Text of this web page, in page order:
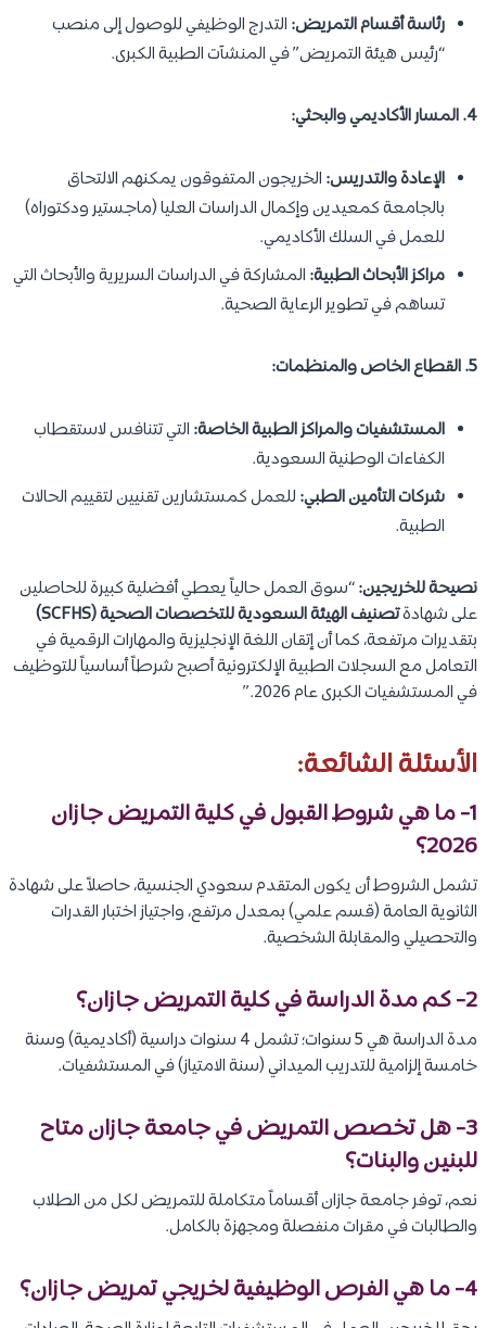
رئاسة أقسام التمريض: التدرج الوظيفي للوصول إلى منصب
“رئيس هيئة التمريض” في المنشآت الطبية الكبرى.
4. المسار الأكاديمي والبحثي:
الإعادة والتدريس: الخريجون المتفوقون يمكنهم الالتحاق
بالجامعة كمعيدين وإكمال الدراسات العليا (ماجستير ودكتوراه)
للعمل في السلك الأكاديمي.
مراكز الأبحاث الطبية: المشاركة في الدراسات السريرية والأبحاث التي
تساهم في تطوير الرعاية الصحية.
5. القطاع الخاص والمنظمات:
المستشفيات والمراكز الطبية الخاصة: التي تتنافس لاستقطاب
الكفاءات الوطنية السعودية.
شركات التأمين الطبي: للعمل كمستشارين تقنيين لتقييم الحالات
الطبية.
نصيحة للخريجين:“سوق العمل حالياً يعطي أفضلية كبيرة للحاصلين
على شهادةتصنيف الهيئة السعودية للتخصصات الصحية (SCFHS)
بتقديرات مرتفعة، كما أن إتقان اللغة الإنجليزية والمهارات الرقمية في
التعامل مع السجلات الطبية الإلكترونية أصبح شرطاً أساسياً للتوظيف
في المستشفيات الكبرى عام 2026.”
الأسئلة الشائعة:
1- ما هي شروط القبول في كلية التمريض جازان
2026؟
تشمل الشروط أن يكون المتقدم سعودي الجنسية، حاصلاً على شهادة
الثانوية العامة (قسم علمي) بمعدل مرتفع، واجتياز اختبار القدرات
والتحصيلي والمقابلة الشخصية.
2- كم مدة الدراسة في كلية التمريض جازان؟
مدة الدراسة هي 5 سنوات؛ تشمل 4 سنوات دراسية (أكاديمية) وسنة
خامسة إلزامية للتدريب الميداني (سنة الامتياز) في المستشفيات.
3- هل تخصص التمريض في جامعة جازان متاح
للبنين والبنات؟
نعم، توفر جامعة جازان أقساماً متكاملة للتمريض لكل من الطلاب
والطالبات في مقرات منفصلة ومجهزة بالكامل.
4- ما هي الفرص الوظيفية لخريجي تمريض جازان؟